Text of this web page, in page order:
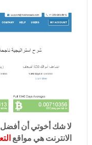
لا شك أخوتي أن أفضل
الانترنت هي مواقع